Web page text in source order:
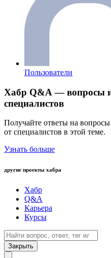
Пользователи
Хабр Q&A — вопросы
специалистов
Получайте ответы на
от специалистов в этой теме.
Узнать больше
другие проекты хабра
Хабр
Q&A
Карьера
Курсы
Закрыть